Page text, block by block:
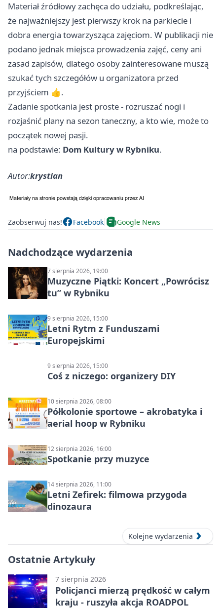
Materiał źródłowy zachęca do udziału, podkreślając,
że najważniejszy jest pierwszy krok na parkiecie i
dobra energia towarzysząca zajęciom. W publikacji nie
podano jednak miejsca prowadzenia zajęć, ceny ani
zasad zapisów, dlatego osoby zainteresowane muszą
szukać tych szczegółów u organizatora przed
przyjściem 👍.
Zadanie spotkania jest proste - rozruszać nogi i
rozjaśnić plany na sezon taneczny, a kto wie, może to
początek nowej pasji.
na podstawie: Dom Kultury w Rybniku.
Autor:krystian
Zaobserwuj nas! Facebook Google News
Nadchodzące wydarzenia
7 sierpnia 2026, 19:00
Muzyczne Piątki: Koncert „Powrócisz
tu” w Rybniku
9 sierpnia 2026, 15:00
Letni Rytm z Funduszami
Europejskimi
9 sierpnia 2026, 15:00
Coś z niczego: organizery DIY
10 sierpnia 2026, 08:00
Półkolonie sportowe – akrobatyka i
aerial hoop w Rybniku
12 sierpnia 2026, 16:00
Spotkanie przy muzyce
14 sierpnia 2026, 11:00
Letni Zefirek: filmowa przygoda
dinozaura
Kolejne wydarzenia
Ostatnie Artykuły
7 sierpnia 2026
Policjanci mierzą prędkość w całym
kraju - ruszyła akcja ROADPOL